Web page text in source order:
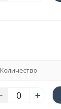
Количество